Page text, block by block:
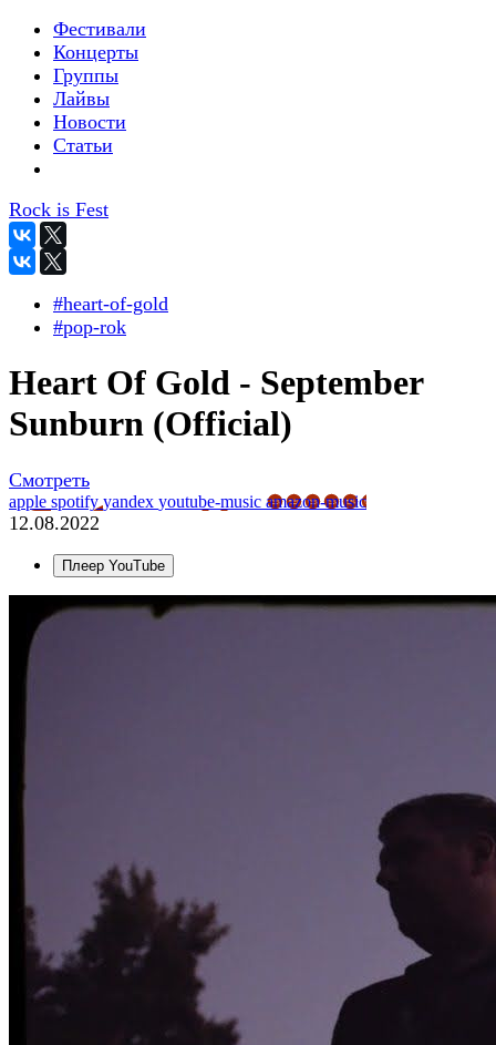
Фестивали
Концерты
Группы
Лайвы
Новости
Статьи
Rock is Fest
#heart-of-gold
#pop-rok
Heart Of Gold - September
Sunburn (Official)
Смотреть
apple spotifyyandex youtube-music amazon-music
12.08.2022
Плеер YouTube